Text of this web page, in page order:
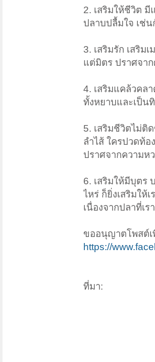
2. เสริมให้ชีวิต
ปลาบปลื้มใจ เช่
3. เสริมรัก เสริม
แต่มิตร ปราศจา
4. เสริมแคล้วคล
ทั้งหยาบและเป็น
5. เสริมชีวิตไม่ติ
ลำไส้ ใครปวดท้อ
ปราศจากความห
6. เสริมให้มีบุตร
ไหร่ ก็ยิ่งเสริมใ
เนื่องจากปลาที่เ
ขออนุญาตโพสต์
https://
ที่มา: